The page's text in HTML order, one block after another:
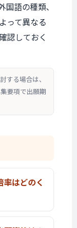
語の種類、
って異なる
認しておく
する場合は、
要項で出願期
はどのく